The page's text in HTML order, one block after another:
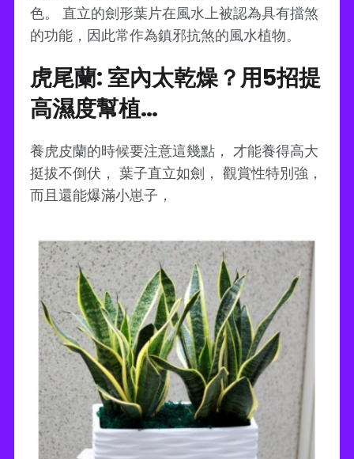
色。 直立的劍形葉片在風水上被認為具有擋煞
的功能，因此常作為鎮邪抗煞的風水植物。
虎尾蘭: 室內太乾燥？用5招提
高濕度幫植…
養虎皮蘭的時候要注意這幾點， 才能養得高大
挺拔不倒伏， 葉子直立如劍， 觀賞性特別強，
而且還能爆滿小崽子，